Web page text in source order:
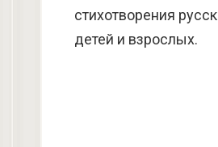
стихотворения
детей и взрослых.